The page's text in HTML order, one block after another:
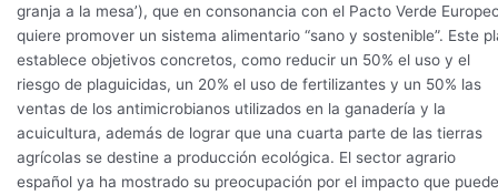
granja a la mesa’), que en consonancia con el Pacto Verde
quiere promover un sistema alimentario “sano y sostenible”. Este
establece objetivos concretos, como reducir un 50% el uso y el
riesgo de plaguicidas, un 20% el uso de fertilizantes y un 50% las
ventas de los antimicrobianos utilizados en la ganadería y la
acuicultura, además de lograr que una cuarta parte de las tierras
agrícolas se destine a producción ecológica. El sector agrario
español ya ha mostrado su preocupación por el impacto que puede
uso
de
los
plaguicidas
químicos
hasta
2030